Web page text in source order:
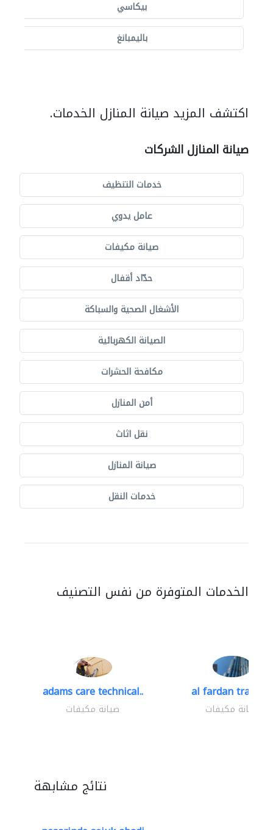
بيكاسي
باليمبانغ
اكتشف المزيد صيانة المنازل الخدمات.
صيانة المنازل الشركات
خدمات التنظيف
عامل يدوي
صيانة مكيفات
حدّاد أقفال
الأشغال الصحية والسباكة
الصيانة الكهربائية
مكافحة الحشرات
أمن المنازل
نقل اثاث
صيانة المنازل
خدمات النقل
الخدمات المتوفرة من نفس التصنيف
adams care technical..
صيانة مكيفات
al fardan trading..
صيانة مكيفات
نتائج مشابهة